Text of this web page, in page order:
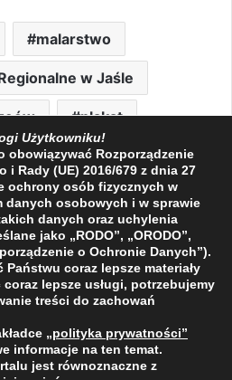
malarstwo
w Jaśle
plakat
PinterestMessengerWhatsAppShare via Email
prawa zastrzeżone
POLITYKA PRYWATNOŚCI
Użytkowniku!
obowiązywać Rozporządzenie
i Rady (UE) 2016/679 z dnia 27
ochrony osób fizycznych w
danych osobowych i w sprawie
danych oraz uchylenia
jako „RODO”, „ORODO”,
o Ochronie Danych”).
coraz lepsze materiały
lepsze usługi, potrzebujemy
treści do zachowań
„polityka prywatności”
informacje na ten temat.
jest równoznaczne z